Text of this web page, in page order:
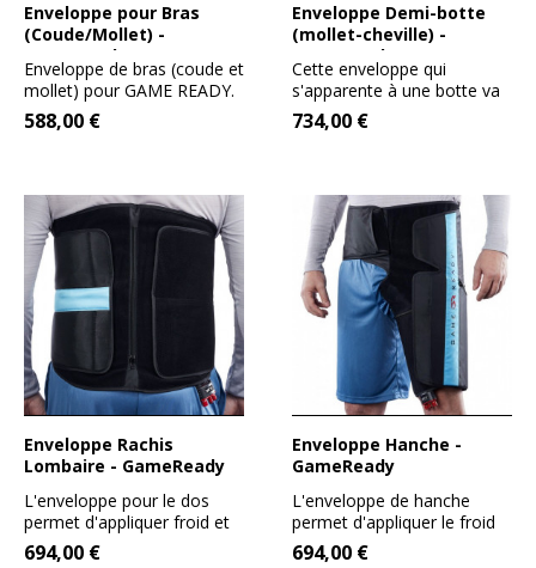
Enveloppe pour Bras
(Coude/Mollet) -
GameReady
Enveloppe de bras (coude et
mollet) pour GAME READY.
Particulièrement...
588,00 €
Enveloppe Demi-botte
(mollet-cheville) -
GameReady
Cette enveloppe qui
s'apparente à une botte va
permettre d'appliquer
l'effet...
734,00 €
Enveloppe Rachis
Lombaire - GameReady
L'enveloppe pour le dos
permet d'appliquer froid et
pression sur la ceinture...
694,00 €
Enveloppe Hanche -
GameReady
L'enveloppe de hanche
permet d'appliquer le froid
et la compression sur la...
694,00 €